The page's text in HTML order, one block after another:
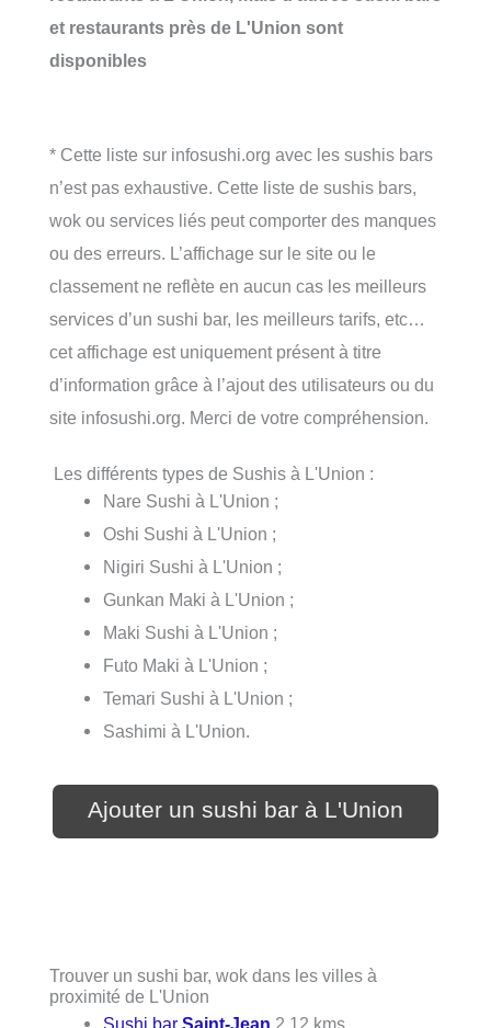
et restaurants près de L'Union sont
disponibles
* Cette liste sur infosushi.org avec les sushis bars
n’est pas exhaustive. Cette liste de sushis bars,
wok ou services liés peut comporter des manques
ou des erreurs. L’affichage sur le site ou le
classement ne reflète en aucun cas les meilleurs
services d’un sushi bar, les meilleurs tarifs, etc…
cet affichage est uniquement présent à titre
d’information grâce à l’ajout des utilisateurs ou du
site infosushi.org. Merci de votre compréhension.
Les différents types de Sushis à L'Union :
Nare Sushi à L'Union ;
Oshi Sushi à L'Union ;
Nigiri Sushi à L'Union ;
Gunkan Maki à L'Union ;
Maki Sushi à L'Union ;
Futo Maki à L'Union ;
Temari Sushi à L'Union ;
Sashimi à L'Union.
Ajouter un sushi bar à L'Union
Trouver un sushi bar, wok dans les villes à
proximité de L'Union
Sushi barSaint-Jean 2.12 kms